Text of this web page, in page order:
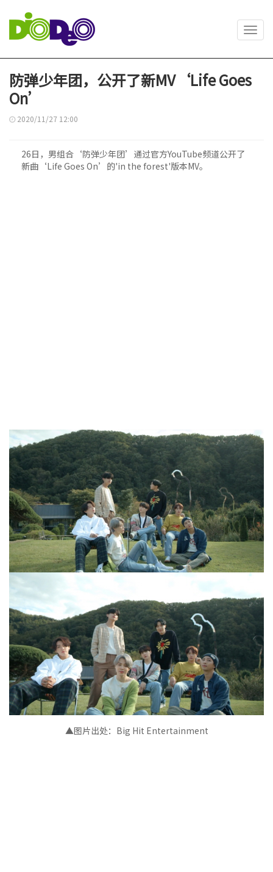
防弹少年团，公开了新MV‘Life Goes
On’
2020/11/27 12:00
26日，男组合‘防弹少年团’通过官方YouTube频道公开了
新曲‘Life Goes On’的'in the forest'版本MV。
▲图片出处：Big Hit Entertainment